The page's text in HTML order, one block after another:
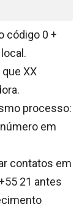
código 0 +
que XX
processo:
em
contatos em
21 antes